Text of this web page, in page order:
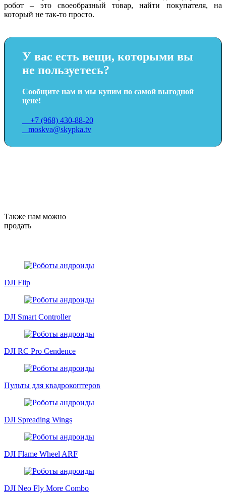
робот – это своеобразный товар, найти покупателя, на
который не так-то просто.
У вас есть вещи, которыми вы
не пользуетесь?
Сообщите нам и мы купим по самой выгодной
цене!
+7 (968) 430-88-20
moskva@skypka.tv
Также нам можно
продать
DJI Flip
DJI Smart Controller
DJI RC Pro Cendence
Пульты для квадрокоптеров
DJI Spreading Wings
DJI Flame Wheel ARF
DJI Neo Fly More Combo